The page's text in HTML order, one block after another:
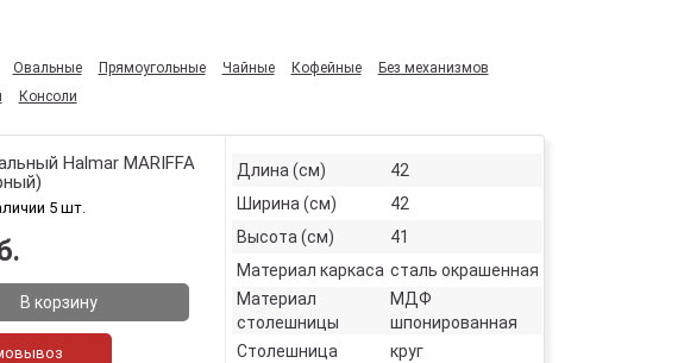
Овальные Прямоугольные Чайные Кофейные
Без механизмов
Консоли
Halmar MARIFFA
5 шт.
В корзину
Длина (см)
42
Ширина (см)
42
Высота (см)
41
Материал каркаса сталь окрашенная
Материал
столешницы
МДФ
шпонированная
Столешница
круг